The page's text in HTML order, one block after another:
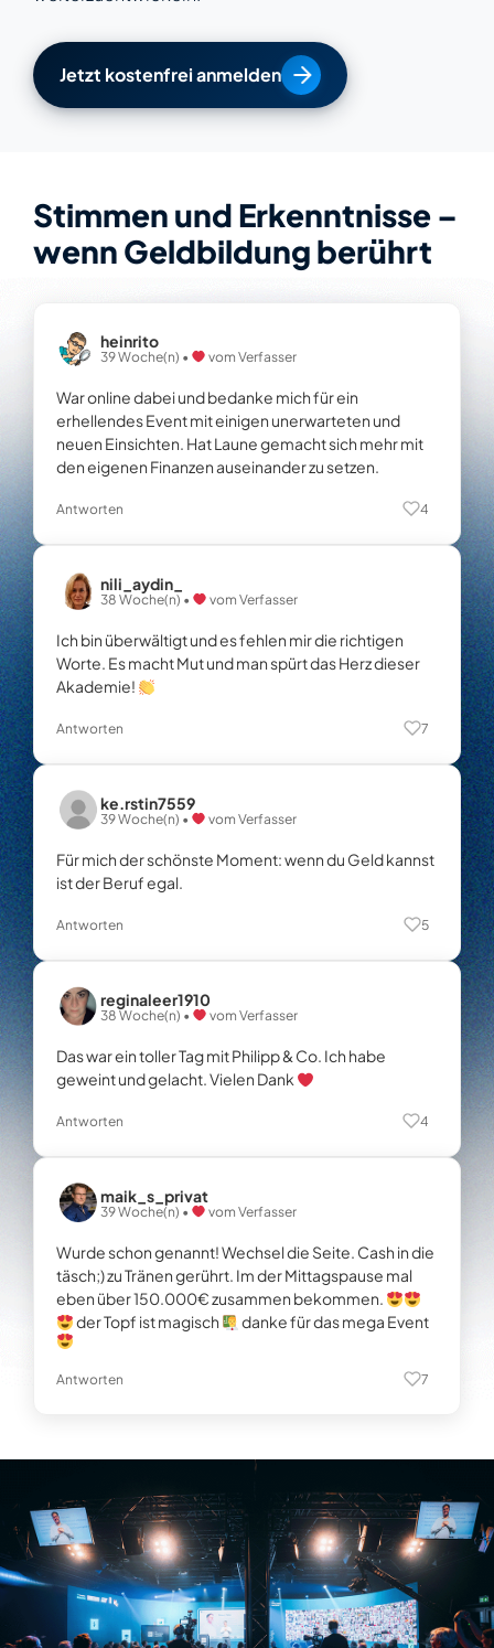
Jetzt kostenfrei anmelden
Stimmen und Erkenntnisse –
wenn Geldbildung berührt
heinrito
39 Woche(n) • vom Verfasser
War online dabei und bedanke mich für ein
erhellendes Event mit einigen unerwarteten und
neuen Einsichten. Hat Laune gemacht sich mehr mit
den eigenen Finanzen auseinander zu setzen.
Antworten 4
nili_aydin_
38 Woche(n) • vom Verfasser
Ich bin überwältigt und es fehlen mir die richtigen
Worte. Es macht Mut und man spürt das Herz dieser
Akademie!
Antworten 7
ke.rstin7559
39 Woche(n) • vom Verfasser
Für mich der schönste Moment: wenn du Geld kannst
ist der Beruf egal.
Antworten 5
reginaleer1910
38 Woche(n) • vom Verfasser
Das war ein toller Tag mit Philipp & Co. Ich habe
geweint und gelacht. Vielen Dank
Antworten 4
maik_s_privat
39 Woche(n) • vom Verfasser
Wurde schon genannt! Wechsel die Seite. Cash in die
täsch;) zu Tränen gerührt. Im der Mittagspause mal
eben über 150.000€ zusammen bekommen.
der Topf ist magisch
danke für das mega Event
Antworten 7